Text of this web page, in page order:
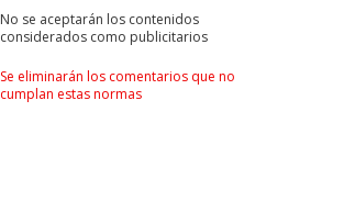
No se aceptarán los contenidos
considerados como publicitarios
Se eliminarán los comentarios que no
cumplan estas normas